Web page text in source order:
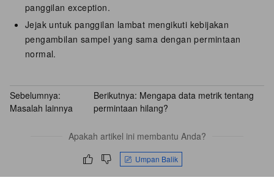
panggilan exception.
Jejak untuk panggilan lambat mengikuti kebijakan
pengambilan sampel yang sama dengan permintaan
normal.
Sebelumnya:
Masalah lainnya
Berikutnya: Mengapa data metrik tentang
permintaan hilang?
Apakah artikel ini membantu Anda?
Umpan Balik